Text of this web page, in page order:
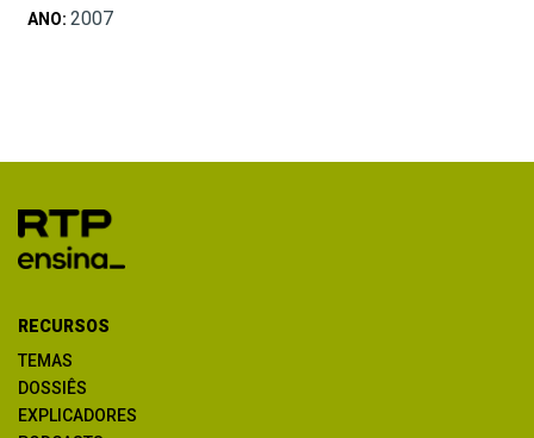
ANO: 2007
RECURSOS
TEMAS
DOSSIÊS
EXPLICADORES